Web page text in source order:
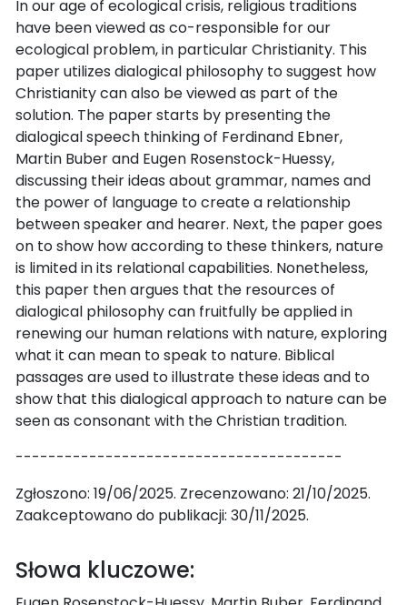
In our age of ecological crisis, religious traditions
have been viewed as co-responsible for our
ecological problem, in particular Christianity. This
paper utilizes dialogical philosophy to suggest how
Christianity can also be viewed as part of the
solution. The paper starts by presenting the
dialogical speech thinking of Ferdinand Ebner,
Martin Buber and Eugen Rosenstock-Huessy,
discussing their ideas about grammar, names and
the power of language to create a relationship
between speaker and hearer. Next, the paper goes
on to show how according to these thinkers, nature
is limited in its relational capabilities. Nonetheless,
this paper then argues that the resources of
dialogical philosophy can fruitfully be applied in
renewing our human relations with nature, exploring
what it can mean to speak to nature. Biblical
passages are used to illustrate these ideas and to
show that this dialogical approach to nature can be
seen as consonant with the Christian tradition.
----------------------------------------
Zgłoszono: 19/06/2025. Zrecenzowano: 21/10/2025.
Zaakceptowano do publikacji: 30/11/2025.
Słowa kluczowe: